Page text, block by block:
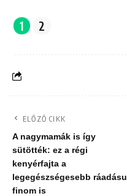
1 2
ELŐZŐ CIKK
A nagymamák is így
sütötték: ez a régi
kenyérfajta a
legegészségesebb ráadásul
finom is